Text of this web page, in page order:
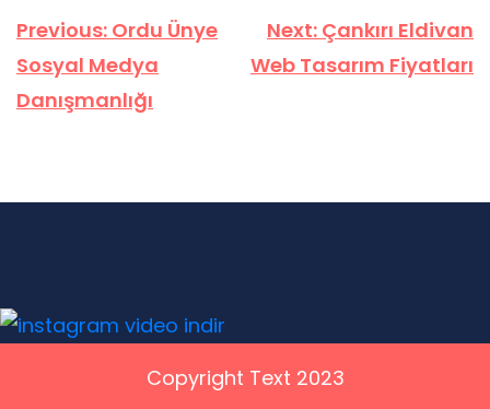
Yazı
gezinmesi
Previous: Ordu Ünye
Sosyal Medya
Danışmanlığı
Next: Çankırı Eldivan
Web Tasarım Fiyatları
Copyright Text 2023